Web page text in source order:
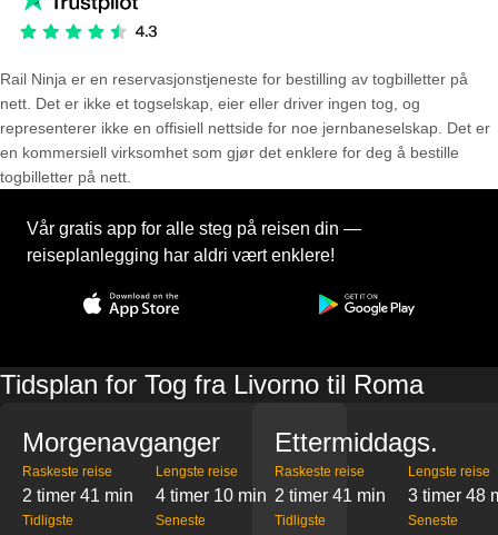
Rail Ninja er en reservasjons­tjeneste for bestilling av togbilletter på
nett. Det er ikke et togselskap, eier eller driver ingen tog, og
representerer ikke en offisiell nettside for noe jernbaneselskap. Det er
en kommersiell virksomhet som gjør det enklere for deg å bestille
togbilletter på nett.
Vår gratis app for alle steg på reisen din —
reiseplanlegging har aldri vært enklere!
Tidsplan for Tog fra Livorno til Roma
Morgenavganger
Raskeste reise
2 timer 41 min
Lengste reise
4 timer 10 min
Tidligste Seneste
Ettermiddags.
Raskeste reise
2 timer 41 min
Lengste reise
3 timer 48
Tidligste Seneste